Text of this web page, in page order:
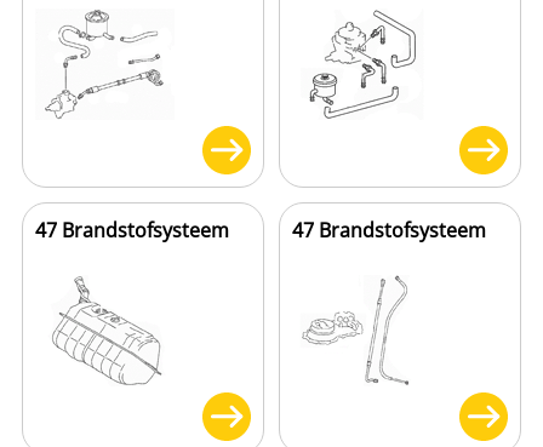
47 Brandstofsysteem 47 Brandstofsysteem